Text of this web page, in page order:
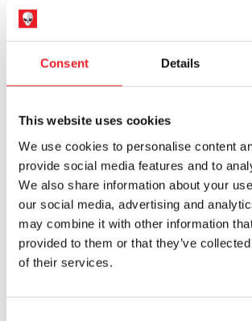
Consent Details
This website uses cookies
We use cookies to personalise content
provide social media features and to
We also share information about your
our social media, advertising and
may combine it with other information
provided to them or that they’ve
of their services.
Masques Immortels – Masque
Masques
Zombie en
825.00
PRÉ-COMMANDE